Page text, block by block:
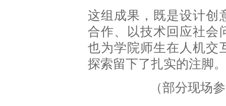
这组成果，既是设计创
合作、以技术回应社会
也为学院师生在人机交
探索留下了扎实的注脚。
（部分现场